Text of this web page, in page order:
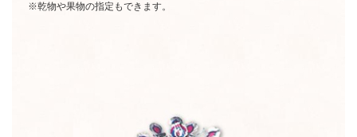
※乾物や果物の指定もできます。